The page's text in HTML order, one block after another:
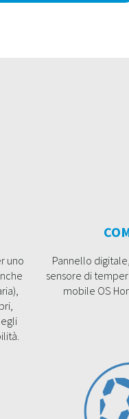
uno
Pannello
sensore di
mobile OS